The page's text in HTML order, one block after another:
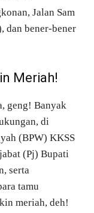
Jalan Sam
dan bener-bener
Meriah!
geng! Banyak
di
(BPW) KKSS
(Pj) Bupati
serta
tamu
meriah, deh!